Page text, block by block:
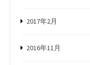
2017年2月
2016年11月